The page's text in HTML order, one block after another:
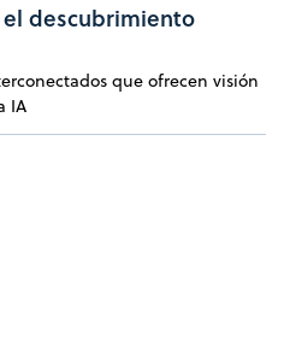
descubrimiento
que ofrecen visión
IA